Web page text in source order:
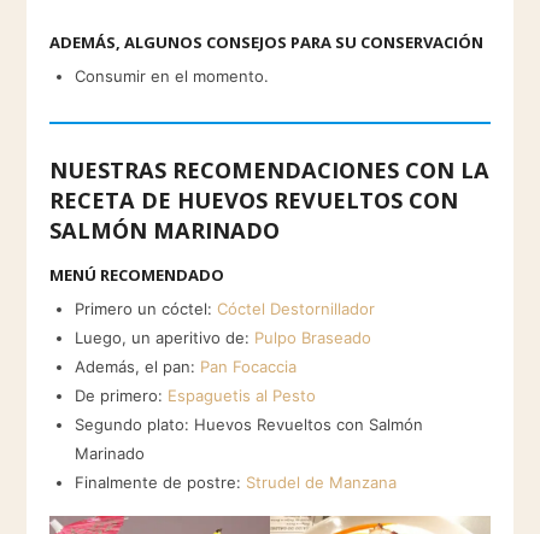
ADEMÁS, ALGUNOS CONSEJOS PARA SU CONSERVACIÓN
Consumir en el momento.
NUESTRAS RECOMENDACIONES CON LA
RECETA DE HUEVOS REVUELTOS CON
SALMÓN MARINADO
MENÚ RECOMENDADO
Primero un cóctel: Cóctel Destornillador
Luego, un aperitivo de: Pulpo Braseado
Además, el pan: Pan Focaccia
De primero: Espaguetis al Pesto
Segundo plato: Huevos Revueltos con Salmón
Marinado
Finalmente de postre: Strudel de Manzana